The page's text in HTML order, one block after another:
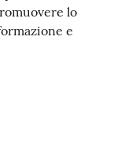
lo
e